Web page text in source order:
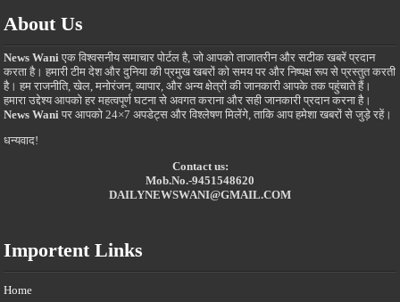
About Us
News Wani एक विश्वसनीय समाचार पोर्टल है, जो आपको ताजातरीन और सटीक खबरें प्रदान
करता है। हमारी टीम देश और दुनिया की प्रमुख खबरों को समय पर और निष्पक्ष रूप से प्रस्तुत करती
है। हम राजनीति, खेल, मनोरंजन, व्यापार, और अन्य क्षेत्रों की जानकारी आपके तक पहुंचाते हैं।
हमारा उद्देश्य आपको हर महत्वपूर्ण घटना से अवगत कराना और सही जानकारी प्रदान करना है।
News Wani पर आपको 24×7 अपडेट्स और विश्लेषण मिलेंगे, ताकि आप हमेशा खबरों से जुड़े रहें।
धन्यवाद!
Contact us:
Mob.No.-9451548620
DAILYNEWSWANI@GMAIL.COM
Importent Links
Home